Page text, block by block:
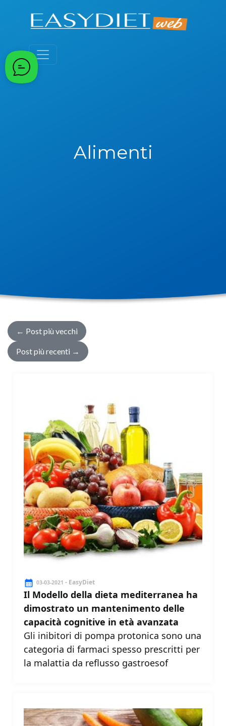
Alimenti
← Post più vecchi
Post più recenti →
03-03-2021 - EasyDiet
Il Modello della dieta mediterranea ha
dimostrato un mantenimento delle
capacità cognitive in età avanzata
Gli inibitori di pompa protonica sono una
categoria di farmaci spesso prescritti per
la malattia da reflusso gastroesof